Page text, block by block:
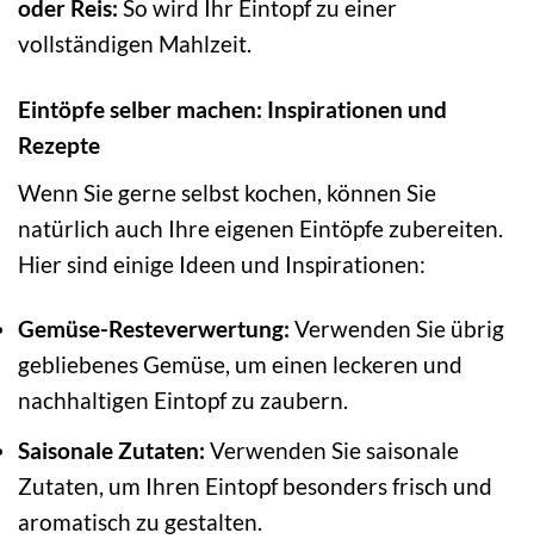
oder Reis: So wird Ihr Eintopf zu einer
vollständigen Mahlzeit.
Eintöpfe selber machen: Inspirationen und
Rezepte
Wenn Sie gerne selbst kochen, können Sie
natürlich auch Ihre eigenen Eintöpfe zubereiten.
Hier sind einige Ideen und Inspirationen:
Gemüse-Resteverwertung: Verwenden Sie übrig
gebliebenes Gemüse, um einen leckeren und
nachhaltigen Eintopf zu zaubern.
Saisonale Zutaten: Verwenden Sie saisonale
Zutaten, um Ihren Eintopf besonders frisch und
aromatisch zu gestalten.